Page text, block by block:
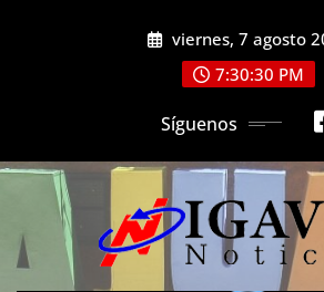
viernes, 7 agosto
7:30:32 PM
Síguenos